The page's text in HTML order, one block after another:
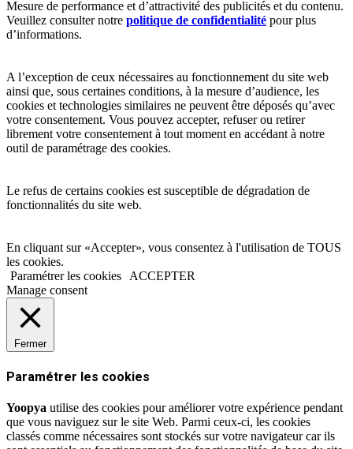
Mesure de performance et d’attractivité des publicités et du contenu.
Veuillez consulter notre politique de confidentialité pour plus
d’informations.
A l’exception de ceux nécessaires au fonctionnement du site web
ainsi que, sous certaines conditions, à la mesure d’audience, les
cookies et technologies similaires ne peuvent être déposés qu’avec
votre consentement. Vous pouvez accepter, refuser ou retirer
librement votre consentement à tout moment en accédant à notre
outil de paramétrage des cookies.
Le refus de certains cookies est susceptible de dégradation de
fonctionnalités du site web.
En cliquant sur «Accepter», vous consentez à l'utilisation de TOUS
les cookies.
Paramétrer les cookies
ACCEPTER
Manage consent
Fermer
Paramétrer les cookies
Yoopya utilise des cookies pour améliorer votre expérience pendant
que vous naviguez sur le site Web. Parmi ceux-ci, les cookies
classés comme nécessaires sont stockés sur votre navigateur car ils